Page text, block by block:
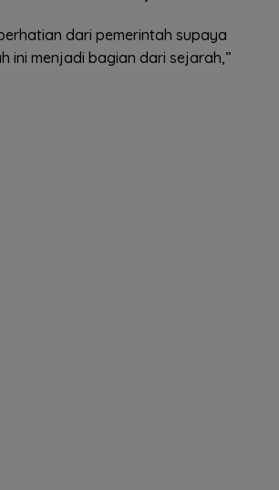
dari pemerintah supaya
ini menjadi bagian dari sejarah,”